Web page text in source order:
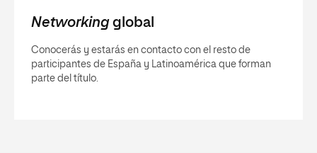
Networkingglobal
Conocerás y estarás en contacto con el resto de
participantes de España y Latinoamérica que forman
parte del título.